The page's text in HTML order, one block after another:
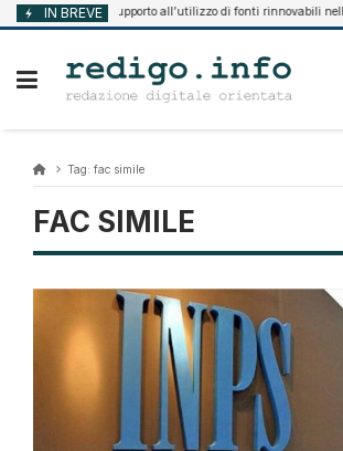
Vai
al
IN BREVE
Agosto 7, 2026 Supporto all’utilizzo di fonti rinnovabili nelle
Tag: fac simile
FAC SIMILE